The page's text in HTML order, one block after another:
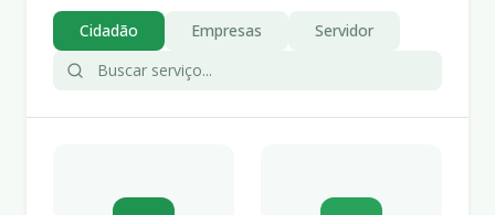
Cidadão Empresas Servidor